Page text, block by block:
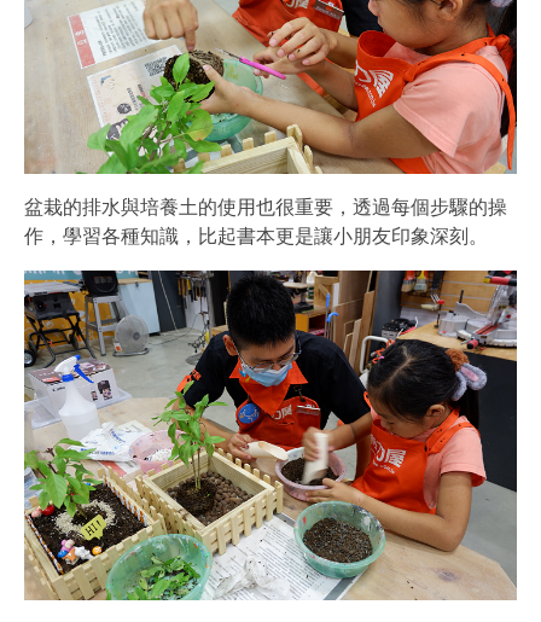
盆栽的排水與培養土的使用也很重要，透過每個步驟的操
作，學習各種知識，比起書本更是讓小朋友印象深刻。